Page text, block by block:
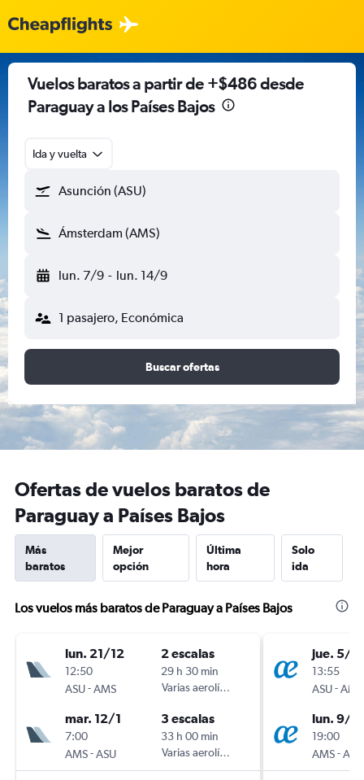
Vuelos baratos a partir de +$486 desde
Paraguay a los Países Bajos
Ida y vuelta
Asunción (ASU)
Ámsterdam (AMS)
lun. 7/9 - lun. 14/9
1 pasajero, Económica
Buscar ofertas
Ofertas de vuelos baratos de
Paraguay a Países Bajos
Más
baratos
Mejor
opción
Última
hora
Solo
ida
Los vuelos más baratos de Paraguay a Países Bajos
lun. 21/12
12:50
ASU-AMS
2 escalas
29 h 30 min
Varias aerolíneas
mar. 12/1
7:00
AMS-ASU
3 escalas
33 h 00 min
Varias aerolíneas
jue. 5/11
13:55
ASU-AMS
lun. 9/11
19:00
AMS-ASU